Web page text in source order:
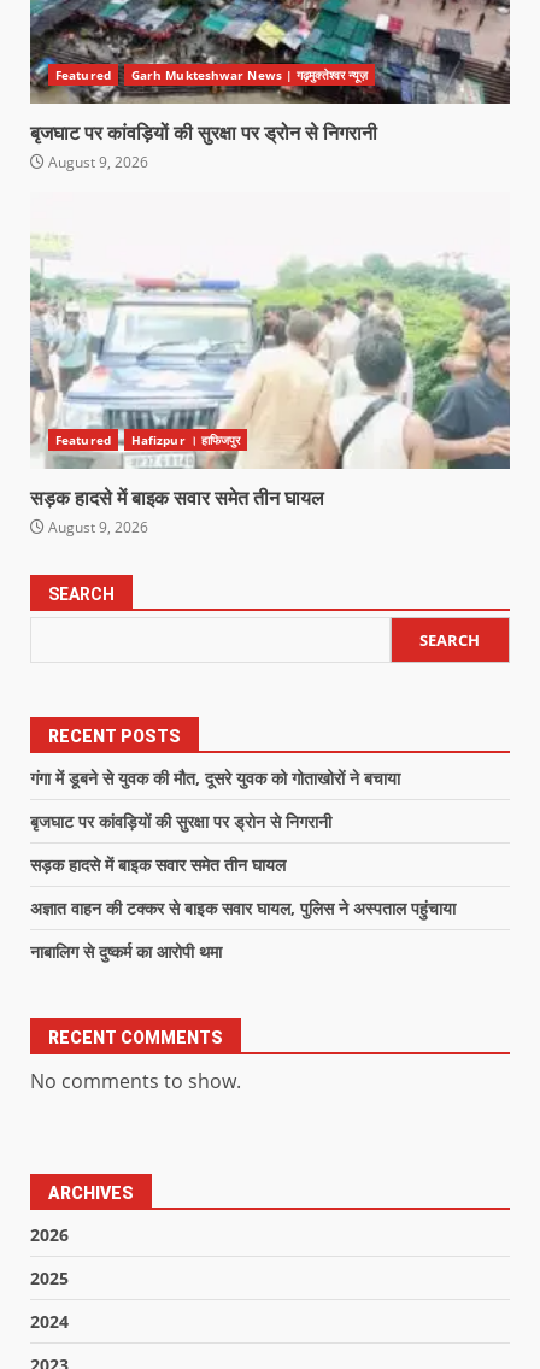
Featured Garh Mukteshwar News | गढ़मुक्तेश्वर न्यूज़
बृजघाट पर कांवड़ियों की सुरक्षा पर ड्रोन से निगरानी
August 9, 2026
Featured Hafizpur । हाफिजपुर
सड़क हादसे में बाइक सवार समेत तीन घायल
August 9, 2026
SEARCH
SEARCH
RECENT POSTS
गंगा में डूबने से युवक की मौत, दूसरे युवक को गोताखोरों ने बचाया
बृजघाट पर कांवड़ियों की सुरक्षा पर ड्रोन से निगरानी
सड़क हादसे में बाइक सवार समेत तीन घायल
अज्ञात वाहन की टक्कर से बाइक सवार घायल, पुलिस ने अस्पताल पहुंचाया
नाबालिग से दुष्कर्म का आरोपी थमा
RECENT COMMENTS
No comments to show.
ARCHIVES
2026
2025
2024